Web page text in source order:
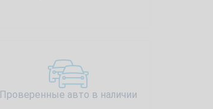
Проверенные авто в наличии